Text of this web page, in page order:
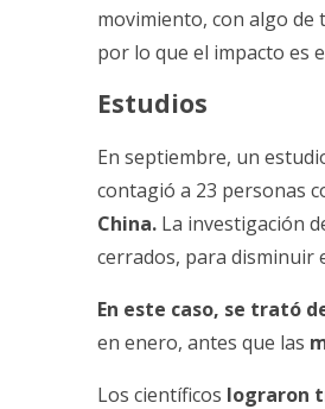
movimiento, con algo
por lo que el impacto es
Estudios
En septiembre, un
contagió a 23 personas
China. La investigación
cerrados, para disminuir
En este caso, se trató
en enero, antes que las
Los científicos lograron